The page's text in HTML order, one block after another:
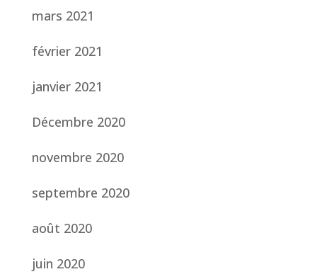
mars 2021
février 2021
janvier 2021
Décembre 2020
novembre 2020
septembre 2020
août 2020
juin 2020